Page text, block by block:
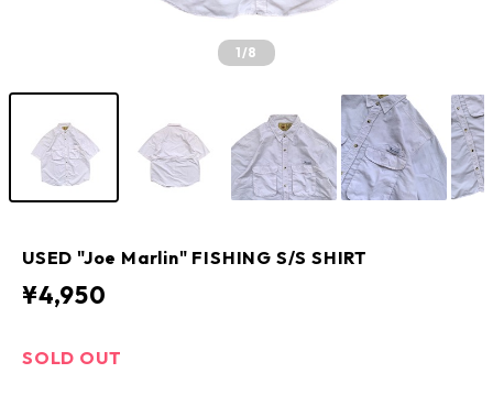
1/8
USED "Joe Marlin" FISHING S/S SHIRT
¥4,950
SOLD OUT